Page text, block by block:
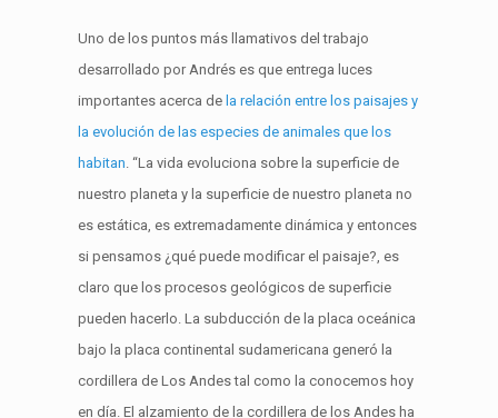
Uno de los puntos más llamativos del trabajo
desarrollado por Andrés es que entrega luces
importantes acerca de la relación entre los paisajes y
la evolución de las especies de animales que los
habitan. “La vida evoluciona sobre la superficie de
nuestro planeta y la superficie de nuestro planeta no
es estática, es extremadamente dinámica y entonces
si pensamos ¿qué puede modificar el paisaje?, es
claro que los procesos geológicos de superficie
pueden hacerlo. La subducción de la placa oceánica
bajo la placa continental sudamericana generó la
cordillera de Los Andes tal como la conocemos hoy
en día. El alzamiento de la cordillera de los Andes ha